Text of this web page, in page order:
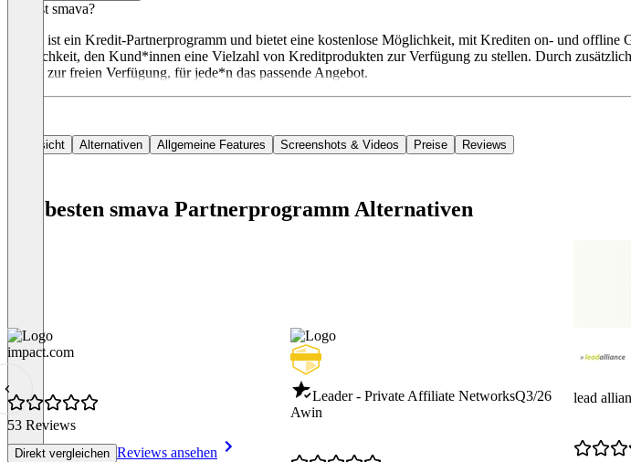
Was ist smava?
smava ist ein Kredit-Partnerprogramm und bietet eine kostenlose Möglichkeit, mit Krediten on- und
Möglichkeit, den Kund*innen eine Vielzahl von Kreditprodukten zur Verfügung zu stellen. Durch
Kredit zur freien Verfügung, für jede*n das passende Angebot.
Übersicht Alternativen Allgemeine Features Screenshots & Videos Preise Reviews
Die besten smava Partnerprogramm Alternativen
impact.com
53 Reviews
Direkt vergleichen Reviews ansehen
Leader - Private Affiliate NetworksQ3/26
Awin
lead